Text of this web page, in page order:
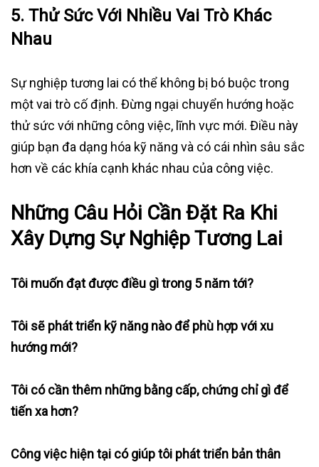
5. Thử Sức Với Nhiều Vai Trò Khác
Nhau
Sự nghiệp tương lai có thể không bị bó buộc trong
một vai trò cố định. Đừng ngại chuyển hướng hoặc
thử sức với những công việc, lĩnh vực mới. Điều này
giúp bạn đa dạng hóa kỹ năng và có cái nhìn sâu sắc
hơn về các khía cạnh khác nhau của công việc.
Những Câu Hỏi Cần Đặt Ra Khi
Xây Dựng Sự Nghiệp Tương Lai
Tôi muốn đạt được điều gì trong 5 năm tới?
Tôi sẽ phát triển kỹ năng nào để phù hợp với xu
hướng mới?
Tôi có cần thêm những bằng cấp, chứng chỉ gì để
tiến xa hơn?
Công việc hiện tại có giúp tôi phát triển bản thân